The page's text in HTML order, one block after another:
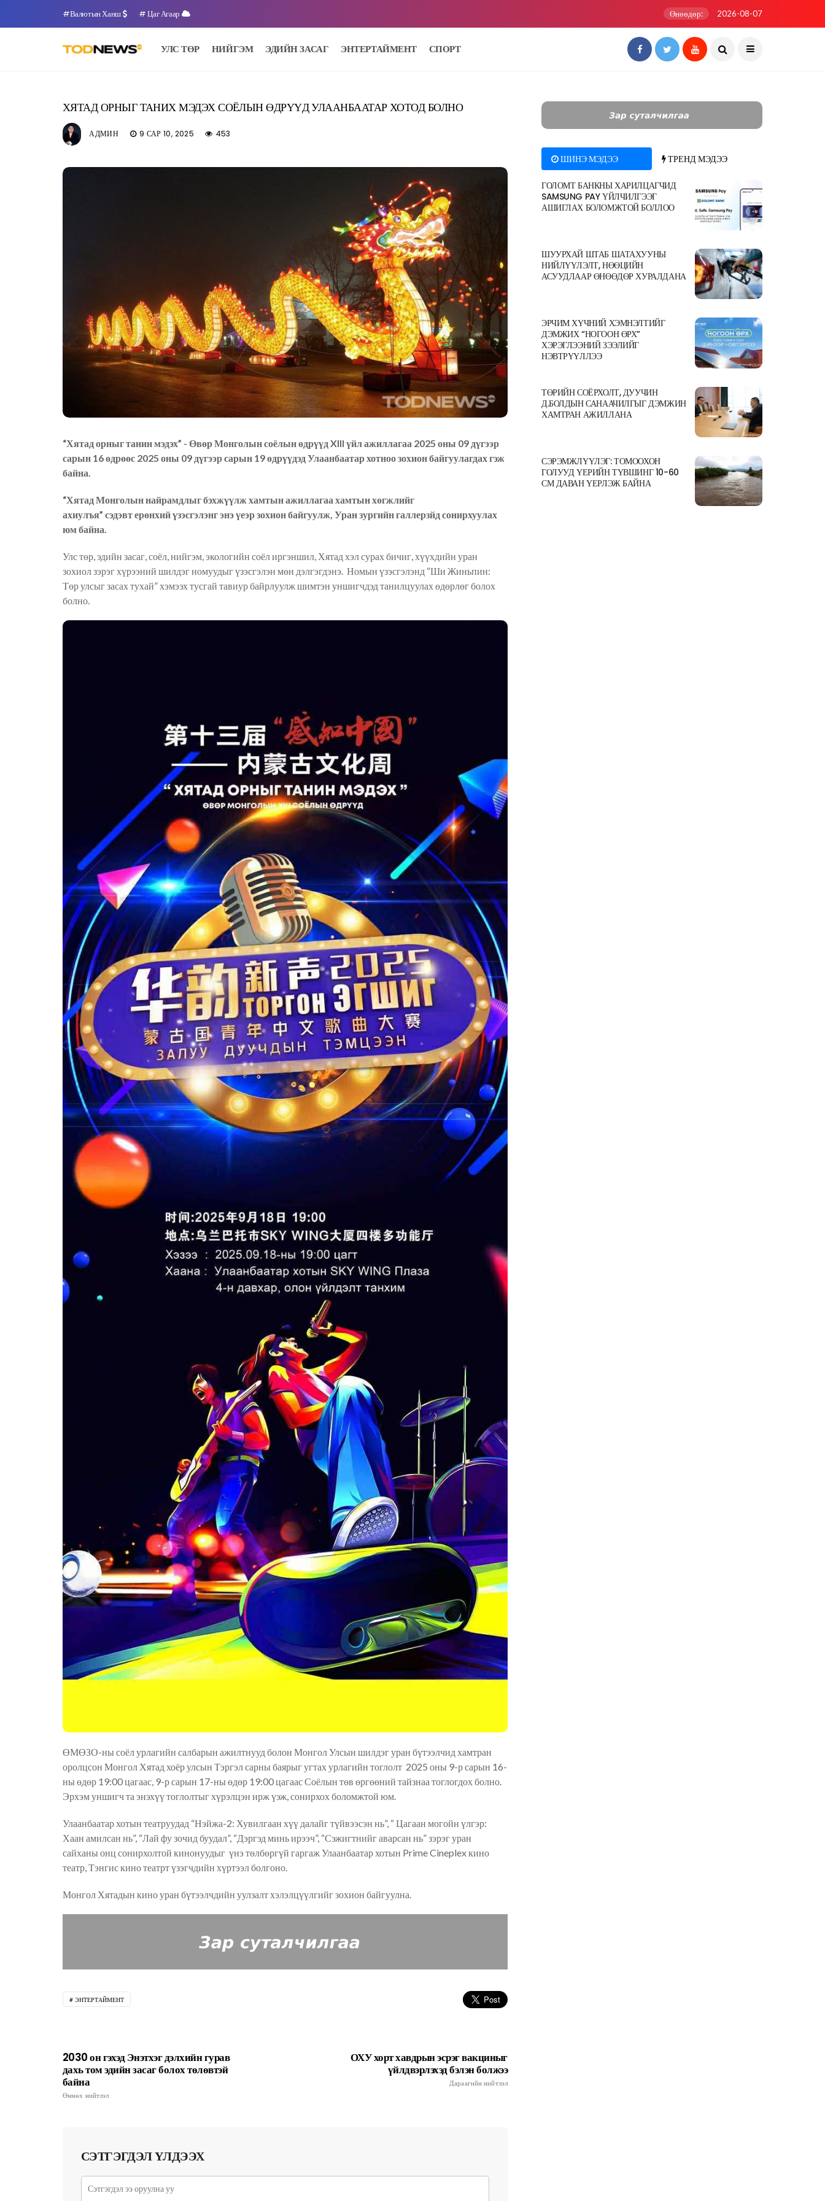
#Валютын Ханш # Цаг Агаар Өнөөдөр: 2026-08-07
УЛС ТӨР НИЙГЭМ ЭДИЙН ЗАСАГ ЭНТЕРТАЙМЕНТ СПОРТ
ХЯТАД ОРНЫГ ТАНИХ МЭДЭХ СОЁЛЫН ӨДРҮҮД УЛААНБААТАР ХОТОД БОЛНО
АДМИН 9 САР 10, 2025 453
“Хятад орныг танин мэдэх” - Өвөр Монголын соёлын өдрүүд XIII үйл ажиллагаа 2025 оны 09 дүгээр
сарын 16 өдрөөс 2025 оны 09 дүгээр сарын 19 өдрүүдэд Улаанбаатар хотноо зохион байгуулагдах гэж
байна.
“Хятад Монголын найрамдлыгбэхжүүлж хамтын ажиллагаа хамтын хөгжлийг
ахиулъя” сэдэвтерөнхий үзэсгэлэнг энэ үеэр зохион байгуулж, Уран зургийн галлерзйд сонирхуулах
юм байна.
Улс төр, эдийн засаг, соёл, нийгэм, экологийн соёл иргэншил, Хятад хэл сурах бичиг, хүүхдийн уран
зохиол зэрэг хүрээний шилдэг номуудыг үзэсгэлэн мөн дэлгэгдэнэ. Номын үзэсгэлэнд “Ши Жиньпин:
Төр улсыг засах тухай” хэмээх тусгай тавиур байрлуулж шимтэн уншигчдэд танилцуулах өдөрлөг болох
болно.
ӨМӨЗО-ны соёл урлагийн салбарын ажилтнууд болон Монгол Улсын шилдэг уран бүтээлчид хамтран
оролцсон Монгол Хятад хоёр улсын Тэргэл сарны баярыг угтах урлагийн тоглолт 2025 оны 9-р сарын 16-
ны өдөр 19:00 цагаас, 9-р сарын 17-ны өдөр 19:00 цагаас Соёлын төв өргөөний тайзнаа тоглогдох болно.
Эрхэм уншигч та энэхүү тоглолтыг хүрэлцэн ирж үэж, сонирхох боломжтой юм.
Улаанбаатар хотын театруудад “Нэйжа-2: Хувилгаан хүү далайг түйвээсэн нь”, “ Цагаан могойн үлгэр:
Хаан амилсан нь”, “Лай фу зочид буудал”, “Дэргэд минь ирээч”, “Сэжигтнийг аварсан нь” зэрэг уран
сайханы онц сонирхолтой кинонуудыг үнэ төлбөргүй гаргаж Улаанбаатар хотын Prime Cineplex кино
театр, Тэнгис кино театрт үзэгчдийн хүртээл болгоно.
Монгол Хятадын кино уран бүтээлчдийн уулзалт хэлэлцүүлгийг зохион байгуулна.
ЭНТЕРТАЙМЕНТ
2030 он гэхэд Энэтхэг дэлхийн гурав
дахь том эдийн засаг болох төлөвтэй
байна
Өмнөх нийтлэл
ОХУ хорт хавдрын эсрэг вакциныг
үйлдвэрлэхэд бэлэн болжээ
Дараагийн нийтлэл
СЭТГЭГДЭЛ ҮЛДЭЭХ
ШИНЭ МЭДЭЭ ТРЕНД МЭДЭЭ
ГОЛОМТ БАНКНЫ ХАРИЛЦАГЧИД
SAMSUNG PAY ҮЙЛЧИЛГЭЭГ
АШИГЛАХ БОЛОМЖТОЙ БОЛЛОО
ШУУРХАЙ ШТАБ ШАТАХУУНЫ
НИЙЛҮҮЛЭЛТ, НӨӨЦИЙН
АСУУДЛААР ӨНӨӨДӨР ХУРАЛДАНА
ЭРЧИМ ХҮЧНИЙ ХЭМНЭЛТИЙГ
ДЭМЖИХ “НОГООН ӨРХ”
ХЭРЭГЛЭЭНИЙ ЗЭЭЛИЙГ
НЭВТРҮҮЛЛЭЭ
ТӨРИЙН СОЁРХОЛТ, ДУУЧИН
Д.БОЛДЫН САНААЧИЛГЫГ ДЭМЖИН
ХАМТРАН АЖИЛЛАНА
СЭРЭМЖЛҮҮЛЭГ: ТОМООХОН
ГОЛУУД ҮЕРИЙН ТҮВШИНГ 10-60
СМ ДАВАН ҮЕРЛЭЖ БАЙНА